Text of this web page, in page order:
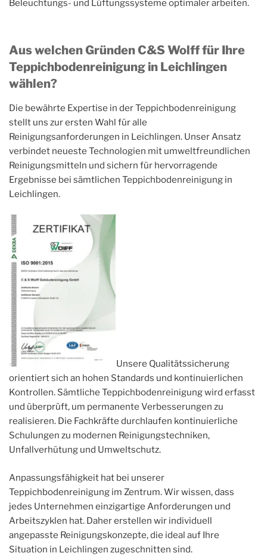
Beleuchtungs- und Lüftungssysteme optimaler arbeiten.
Aus welchen Gründen C&S Wolff für Ihre
Teppichbodenreinigung in Leichlingen
wählen?
Die bewährte Expertise in der Teppichbodenreinigung
stellt uns zur ersten Wahl für alle
Reinigungsanforderungen in Leichlingen. Unser Ansatz
verbindet neueste Technologien mit umweltfreundlichen
Reinigungsmitteln und sichern für hervorragende
Ergebnisse bei sämtlichen Teppichbodenreinigung in
Leichlingen.
Unsere Qualitätssicherung
orientiert sich an hohen Standards und kontinuierlichen
Kontrollen. Sämtliche Teppichbodenreinigung wird erfasst
und überprüft, um permanente Verbesserungen zu
realisieren. Die Fachkräfte durchlaufen kontinuierliche
Schulungen zu modernen Reinigungstechniken,
Unfallverhütung und Umweltschutz.
Anpassungsfähigkeit hat bei unserer
Teppichbodenreinigung im Zentrum. Wir wissen, dass
jedes Unternehmen einzigartige Anforderungen und
Arbeitszyklen hat. Daher erstellen wir individuell
angepasste Reinigungskonzepte, die ideal auf Ihre
Situation in Leichlingen zugeschnitten sind.